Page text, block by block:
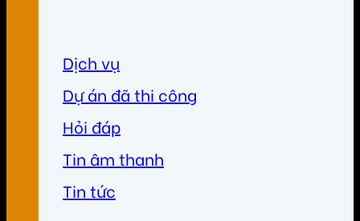
Dịch vụ
Dự án đã thi công
Hỏi đáp
Tin âm thanh
Tin tức